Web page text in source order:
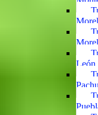
León